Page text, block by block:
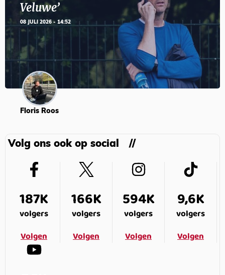
Veluwe’
08 JULI 2026 - 14:52
Floris Roos
Volg ons ook op social
187K
volgers
Volgen
166K
volgers
Volgen
594K
volgers
Volgen
9,6K
volgers
Volgen